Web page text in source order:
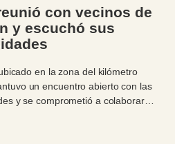
con vecinos de
y escuchó sus
en la zona del kilómetro
un encuentro abierto con las
y se comprometió a colaborar